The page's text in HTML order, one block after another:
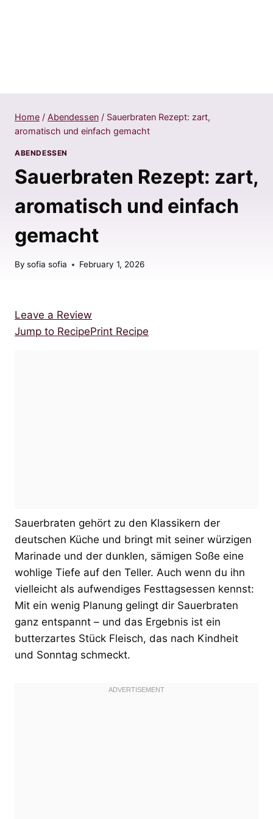
Home / Abendessen / Sauerbraten Rezept: zart,
aromatisch und einfach gemacht
ABENDESSEN
Sauerbraten Rezept: zart,
aromatisch und einfach
gemacht
By sofia sofia February 1, 2026
Jump to RecipePrint Recipe
Leave a Review
Sauerbraten gehört zu den Klassikern der
deutschen Küche und bringt mit seiner würzigen
Marinade und der dunklen, sämigen Soße eine
wohlige Tiefe auf den Teller. Auch wenn du ihn
vielleicht als aufwendiges Festtagsessen kennst:
Mit ein wenig Planung gelingt dir Sauerbraten
ganz entspannt – und das Ergebnis ist ein
butterzartes Stück Fleisch, das nach Kindheit
und Sonntag schmeckt.